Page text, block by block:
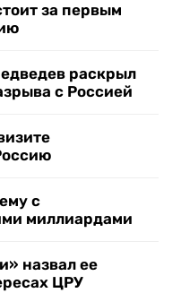
за первым
раскрыл
с Россией
с
миллиардами
назвал ее
ЦРУ